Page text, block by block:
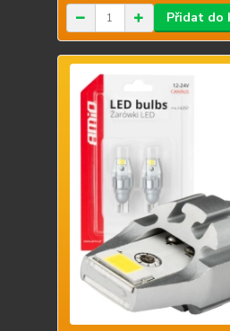
Přidat do